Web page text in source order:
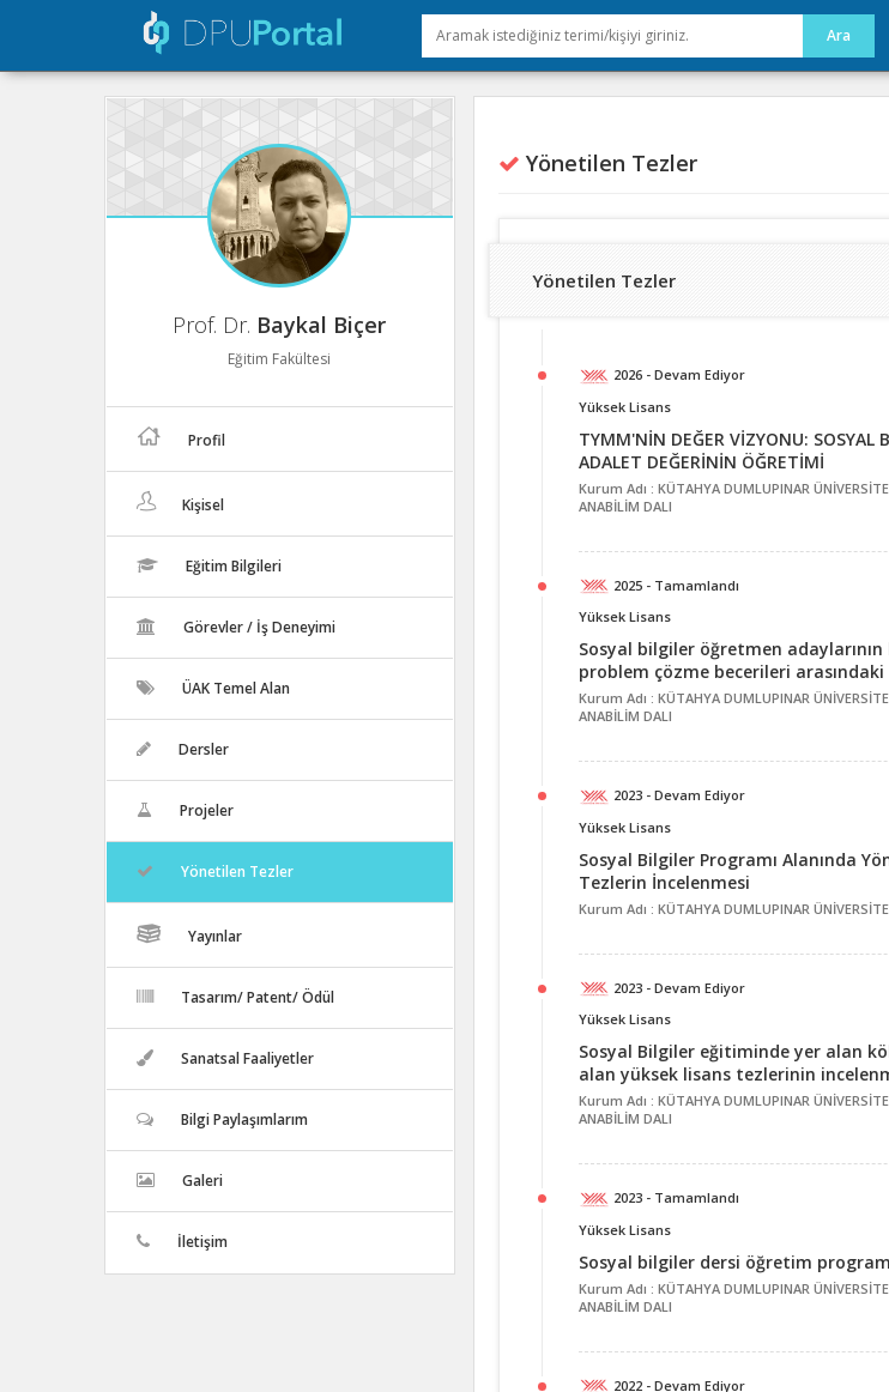
Prof. Dr. Baykal Biçer
Eğitim Fakültesi
Profil
Kişisel
Eğitim Bilgileri
Görevler / İş Deneyimi
ÜAK Temel Alan
Dersler
Projeler
Yönetilen Tezler
Yayınlar
Tasarım/ Patent/ Ödül
Sanatsal Faaliyetler
Bilgi Paylaşımlarım
Galeri
İletişim
Yönetilen Tezler
Yönetilen Tezler
2026 - Devam Ediyor
Yüksek Lisans
TYMM'NİN DEĞER VİZYONU: SOSYAL
ADALET DEĞERİNİN ÖĞRETİMİ
Kurum Adı : KÜTAHYA DUMLUPINAR
ANABİLİM DALI
2025 - Tamamlandı
Yüksek Lisans
Sosyal bilgiler öğretmen
problem çözme becerileri
Kurum Adı : KÜTAHYA DUMLUPINAR
ANABİLİM DALI
2023 - Devam Ediyor
Yüksek Lisans
Sosyal Bilgiler Programı Alanında
Tezlerin İncelenmesi
Kurum Adı : KÜTAHYA DUMLUPINAR
2023 - Devam Ediyor
Yüksek Lisans
Sosyal Bilgiler eğitiminde yer alan
alan yüksek lisans tezlerinin
Kurum Adı : KÜTAHYA DUMLUPINAR
ANABİLİM DALI
2023 - Tamamlandı
Yüksek Lisans
Sosyal bilgiler dersi öğretim
Kurum Adı : KÜTAHYA DUMLUPINAR
ANABİLİM DALI
2022 - Devam Ediyor